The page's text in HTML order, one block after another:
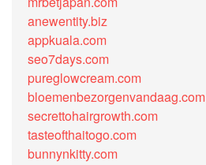
anewentity.biz
appkuala.com
seo7days.com
pureglowcream.com
bloemenbezorgenvandaag.com
secrettohairgrowth.com
tasteofthaitogo.com
bunnynkitty.com